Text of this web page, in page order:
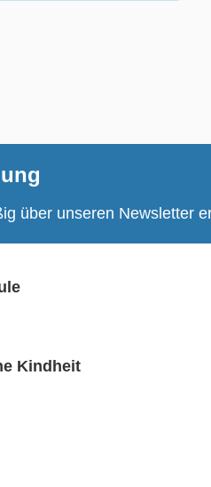
über unseren Newsletter
Kindheit